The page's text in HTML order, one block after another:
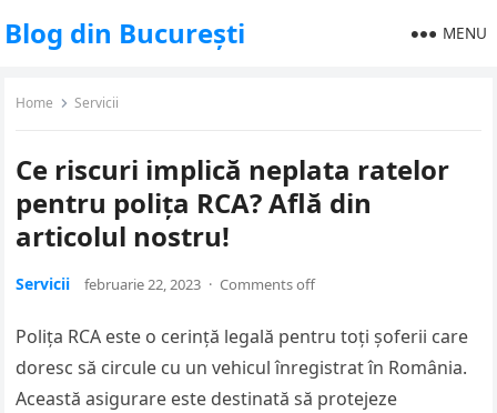
Blog din București MENU
Home Servicii
Ce riscuri implică neplata ratelor
pentru polița RCA? Află din
articolul nostru!
Servicii februarie 22, 2023 · Comments off
Polița RCA este o cerință legală pentru toți șoferii care
doresc să circule cu un vehicul înregistrat în România.
Această asigurare este destinată să protejeze